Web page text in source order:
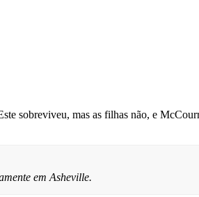
sobreviveu, mas as filhas não, e
em Asheville.